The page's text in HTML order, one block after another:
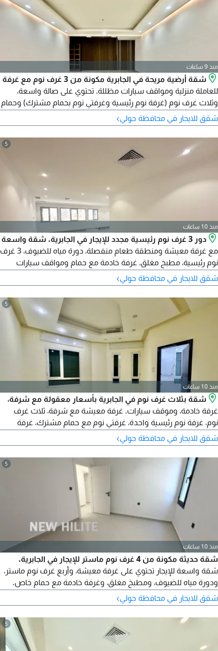
منذ 9 ساعات
شقة أرضية مريحة في الجابرية مكونة من 3 غرف نوم مع غرفة
للعاملة منزلية ومواقف سيارات مظللة. تحتوي على صالة واسعة،
وثلاث غرف نوم (غرفة نوم رئيسية وغرفتي نوم بحمام مشترك) وحمام
ضيوف، وغرفة خادمة مع حمام، وموقفين سيارات مظللين. الإيجار
550 دينار كويتي
شقق للايجار في محافظة حولي›
5
منذ 10 ساعات
دور 3 غرف نوم رئيسية مجدد للإيجار في الجابرية. شقة واسعة
مع غرفة معيشة ومنطقة طعام منفصلة، دورة مياه للضيوف، 3 غرف
نوم رئيسية، مطبخ مغلق، غرفة خادمة مع حمام ومواقف سيارات
اصدار الترخيص 30032022 الرقم المركزي 101220108657 رقم
السجل التجاري 119416 الكيان القانوني شركة ذات مسؤولية محدودة
رأس المال 250000 دينار كويتي
شقق للايجار في محافظة حولي›
5
منذ 10 ساعات
شقة بثلاث غرف نوم في الجابرية بأسعار معقولة مع شرفة،
غرفة خادمة، وموقف سيارات. غرفة معيشة مع شرفة، ثلاث غرف
نوم، غرفة نوم رئيسية واحدة، غرفتي نوم مع حمام مشترك، غرفة
خادمة مع حمام، موقفان للسيارات. الإيجار 570 دينار كويتي
شقق للايجار في محافظة حولي›
5
منذ 10 ساعات
شقة حديثة مكونة من 4 غرف نوم ماستر للإيجار في الجابرية.
شقة واسعة للإيجار تحتوي على غرفة معيشة، وأربع غرف نوم ماستر،
ودورة مياه للضيوف، ومطبخ مغلق، وغرفة خادمة مع حمام خاص.
كويتي شهريا. رقم الترخيص 2007 / 1022 تاريخ اصدار الترخيص
30032022 الرقم المركزي 101220108657 رقم السجل التجاري
شقق للايجار في محافظة حولي›
5